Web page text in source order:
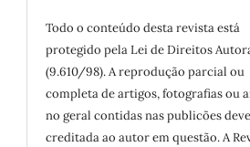
Todo o conteúdo desta revista está
protegido pela Lei de Direitos
(9.610/98). A reprodução parcial ou
completa de artigos, fotografias ou
no geral contidas nas publicões
creditada ao autor em questão. A